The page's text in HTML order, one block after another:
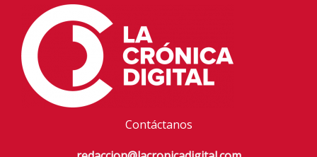
Contáctanos